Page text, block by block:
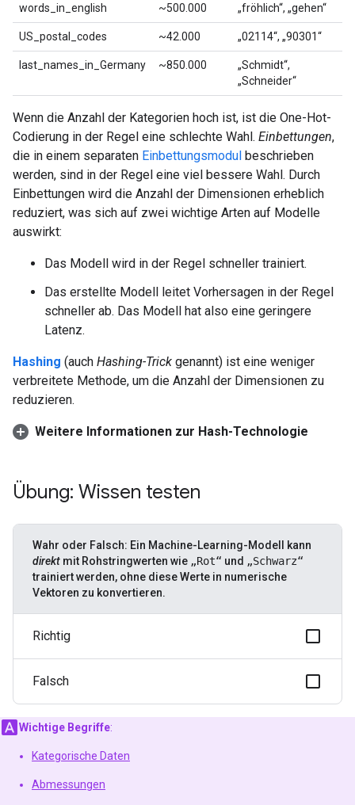
words_in_english ~500.000 „fröhlich“, „gehen“
US_postal_codes ~42.000 „02114“, „90301“
last_names_in_Germany ~850.000
„Schmidt“,
„Schneider“
Wenn die Anzahl der Kategorien hoch ist, ist die One-Hot-
Codierung in der Regel eine schlechte Wahl. Einbettungen,
die in einem separaten Einbettungsmodul beschrieben
werden, sind in der Regel eine viel bessere Wahl. Durch
Einbettungen wird die Anzahl der Dimensionen erheblich
reduziert, was sich auf zwei wichtige Arten auf Modelle
auswirkt:
Das Modell wird in der Regel schneller trainiert.
Das erstellte Modell leitet Vorhersagen in der Regel
schneller ab. Das Modell hat also eine geringere
Latenz.
Hashing (auch Hashing-Trick genannt) ist eine weniger
verbreitete Methode, um die Anzahl der Dimensionen zu
reduzieren.
Weitere Informationen zur Hash-Technologie
Übung: Wissen testen
Wahr oder Falsch: Ein Machine-Learning-Modell kann
direkt mit Rohstringwerten wie „Rot“ und „Schwarz“
trainiert werden, ohne diese Werte in numerische
Vektoren zu konvertieren.
Richtig
Falsch
Wichtige Begriffe:
Kategorische Daten
Abmessungen